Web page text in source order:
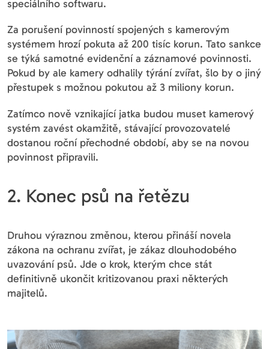
speciálního softwaru.
Za porušení povinností spojených s kamerovým
systémem hrozí pokuta až 200 tisíc korun. Tato sankce
se týká samotné evidenční a záznamové povinnosti.
Pokud by ale kamery odhalily týrání zvířat, šlo by o jiný
přestupek s možnou pokutou až 3 miliony korun.
Zatímco nově vznikající jatka budou muset kamerový
systém zavést okamžitě, stávající provozovatelé
dostanou roční přechodné období, aby se na novou
povinnost připravili.
2. Konec psů na řetězu
Druhou výraznou změnou, kterou přináší novela
zákona na ochranu zvířat, je zákaz dlouhodobého
uvazování psů. Jde o krok, kterým chce stát
definitivně ukončit kritizovanou praxi některých
majitelů.